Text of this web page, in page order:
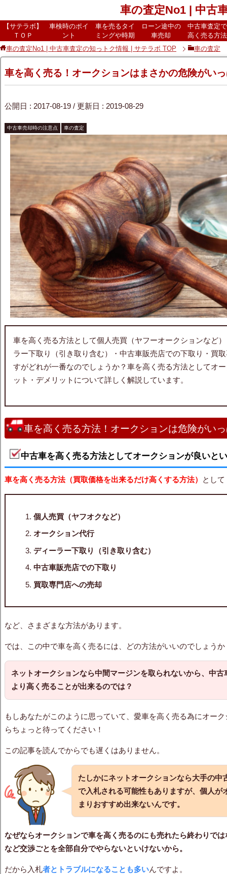
車の査定No1 | 中古
【サテラボ】
ＴＯＰ
車検時のポイ
ント
車を売るタイ
ミングや時期
ローン途中の
車売却
中古車査定で
高く売る方法
車の査定No1 | 中古車査定の知っトク情報 | サテラボ TOP 車の査定
車を高く売る！オークションはまさかの危険がい
公開日 : 2017-08-19/ 更新日 : 2019-08-29
中古車売却時の注意点 車の査定
車を高く売る方法として個人売買（ヤフーオークションなど
ラー下取り（引き取り含む）・中古車販売店での下取り・買
すがどれが一番なのでしょうか？車を高く売る方法としてオ
ット・デメリットについて詳しく解説しています。
車を高く売る方法！オークションは危険がい
中古車を高く売る方法としてオークションが良いと
車を高く売る方法（買取価格を出来るだけ高くする方法） として
個人売買（ヤフオクなど）
オークション代行
ディーラー下取り（引き取り含む）
中古車販売店での下取り
買取専門店への売却
など、さまざまな方法があります。
では、この中で車を高く売るには、どの方法がいいのでしょうか
ネットオークションなら中間マージンを取られないから、中古
より高く売ることが出来るのでは？
もしあなたがこのように思っていて、愛車を高く売る為にオー
らちょっと待ってください！
この記事を読んでからでも遅くはありません。
たしかにネットオークションなら大手の中
で入札される可能性もありますが、個人が
まりおすすめ出来ないんです。
なぜならオークションで車を高く売るのにも売れたら終わりで
など交渉ごとを全部自分でやらないといけないから。
だから入札者とトラブルになることも多いんですよ。